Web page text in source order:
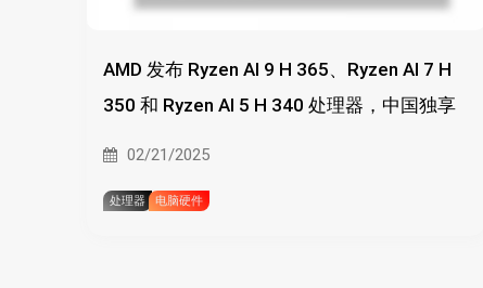
AMD 发布 Ryzen AI 9 H 365、Ryzen AI 7 H
350 和 Ryzen AI 5 H 340 处理器，中国独享
02/21/2025
处理器 电脑硬件